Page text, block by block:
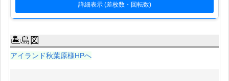
詳細表示 (差枚数・回転数)
🏝島図
アイランド秋葉原様HPへ